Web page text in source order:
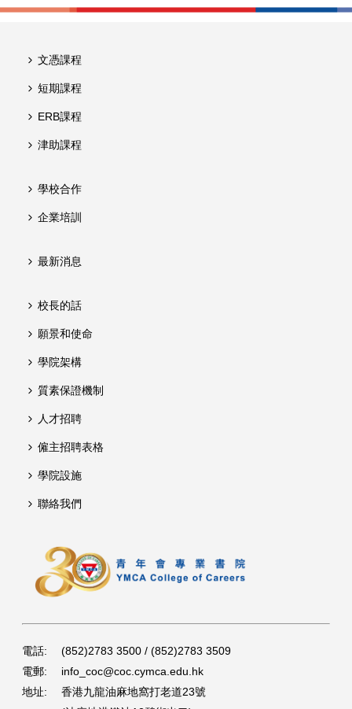
文憑課程
短期課程
ERB課程
津助課程
學校合作
企業培訓
最新消息
校長的話
願景和使命
學院架構
質素保證機制
人才招聘
僱主招聘表格
學院設施
聯絡我們
電話:
(852)2783 3500 / (852)2783 3509
電郵:
info_coc@coc.cymca.edu.hk
地址:
香港九龍油麻地窩打老道23號